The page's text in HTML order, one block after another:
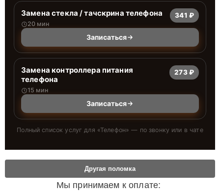
Замена стекла / тачскрина телефона
20 мин
341 ₽
Записаться
Замена контроллера питания
телефона
15 мин
273 ₽
Записаться
Полный список услуг для «Телефон» — по звонку или в чате
Мы принимаем к оплате:
Другая поломка